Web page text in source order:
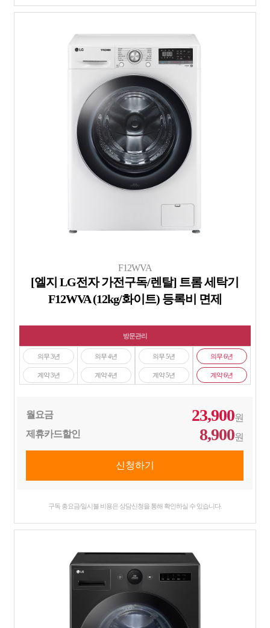
F12WVA
[엘지 LG전자 가전구독/렌탈] 트롬 세탁기
F12WVA (12kg/화이트) 등록비 면제
방문관리
의무 3년
계약 3년
의무 4년
계약 4년
의무 5년
계약 5년
의무 6년
계약 6년
월요금 23,900원
제휴카드할인
8,900원
구독 총요금/일시불 비용은 상담신청을 통해 확인하실 수 있습니다.